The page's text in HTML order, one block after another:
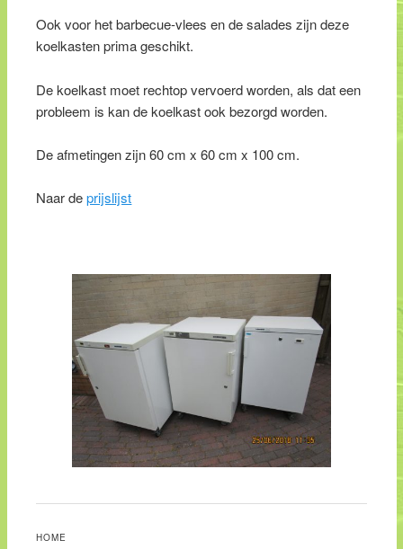
Ook voor het barbecue-vlees en de salades zijn deze
koelkasten prima geschikt.
De koelkast moet rechtop vervoerd worden, als dat een
probleem is kan de koelkast ook bezorgd worden.
De afmetingen zijn 60 cm x 60 cm x 100 cm.
Naar deprijslijst
HOME